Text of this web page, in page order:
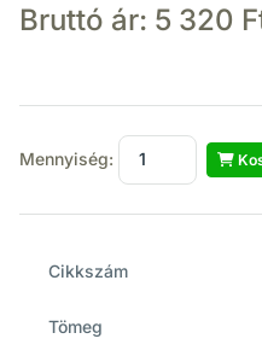
Bruttó ár: 5 320
Mennyiség:
Cikkszám
Tömeg